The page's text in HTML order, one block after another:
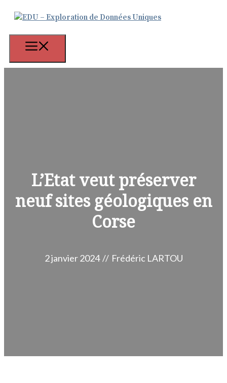
Aller
contenu
L’Etat veut préserver
neuf sites géologiques en
Corse
2 janvier 2024 // Frédéric LARTOU